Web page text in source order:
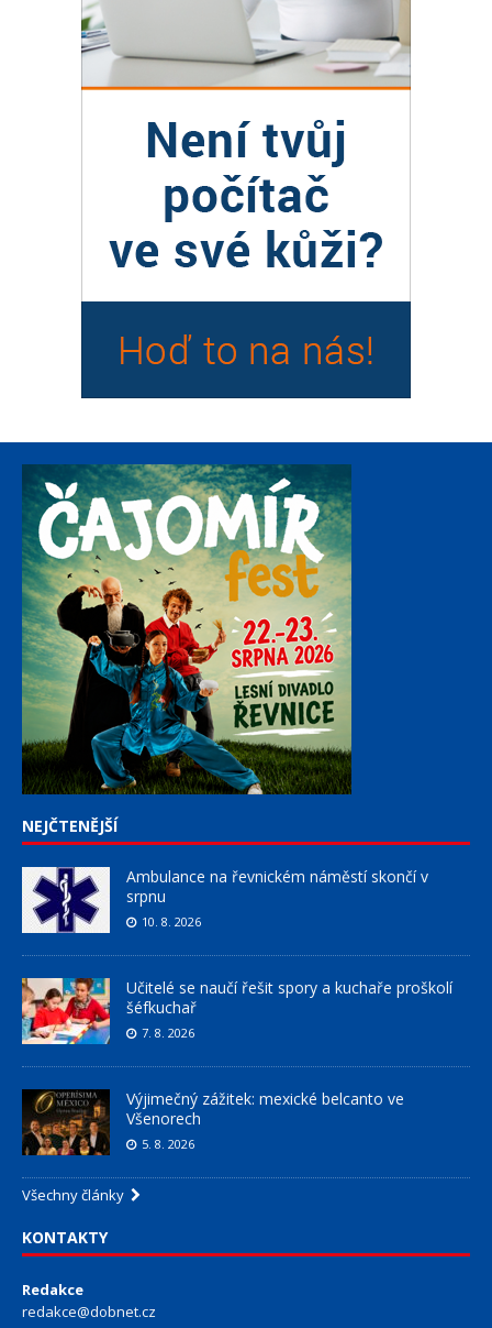
NEJČTENĚJŠÍ
Ambulance na řevnickém náměstí skončí v
srpnu
10. 8. 2026
Učitelé se naučí řešit spory a kuchaře proškolí
šéfkuchař
7. 8. 2026
Výjimečný zážitek: mexické belcanto ve
Všenorech
5. 8. 2026
Všechny články
KONTAKTY
Redakce
redakce@dobnet.cz